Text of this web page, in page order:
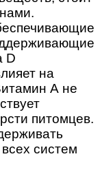
D
на
А не
питомцев.
систем